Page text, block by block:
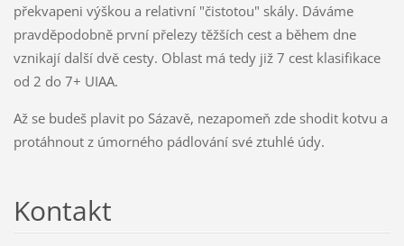
překvapeni výškou a relativní "čistotou" skály. Dáváme
pravděpodobně první přelezy těžších cest a během dne
vznikají další dvě cesty. Oblast má tedy již 7 cest klasifikace
od 2 do 7+ UIAA.
Až se budeš plavit po Sázavě, nezapomeň zde shodit kotvu a
protáhnout z úmorného pádlování své ztuhlé údy.
Kontakt